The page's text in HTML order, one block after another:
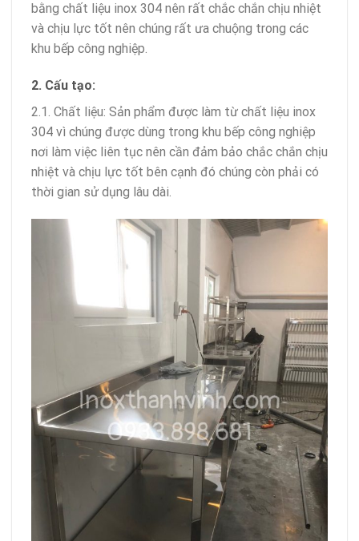
bằng chất liệu inox 304 nên rất chắc chắn chịu nhiệt
và chịu lực tốt nên chúng rất ưa chuộng trong các
khu bếp công nghiệp.
2. Cấu tạo:
2.1. Chất liệu: Sản phẩm được làm từ chất liệu inox
304 vì chúng được dùng trong khu bếp công nghiệp
nơi làm việc liên tục nên cần đảm bảo chắc chắn chịu
nhiệt và chịu lực tốt bên cạnh đó chúng còn phải có
thời gian sử dụng lâu dài.